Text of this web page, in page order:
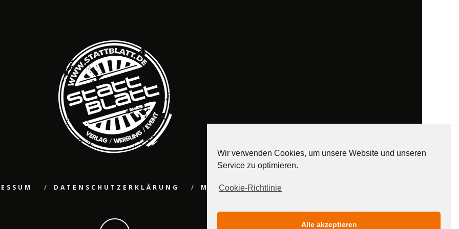
DATENSCHUTZERKLÄRUNG MEDIADATEN
Wir verwenden Cookies, um unsere Website und unseren
Service zu optimieren.
Cookie-Richtlinie
Alle akzeptieren